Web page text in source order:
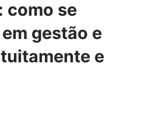
como se
gestão e
e